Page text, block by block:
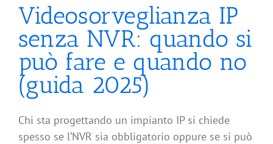
Videosorveglianza IP
senza NVR: quando si
può fare e quando no
(guida 2025)
Chi sta progettando un impianto IP si chiede
spesso se l’NVR sia obbligatorio oppure se si può